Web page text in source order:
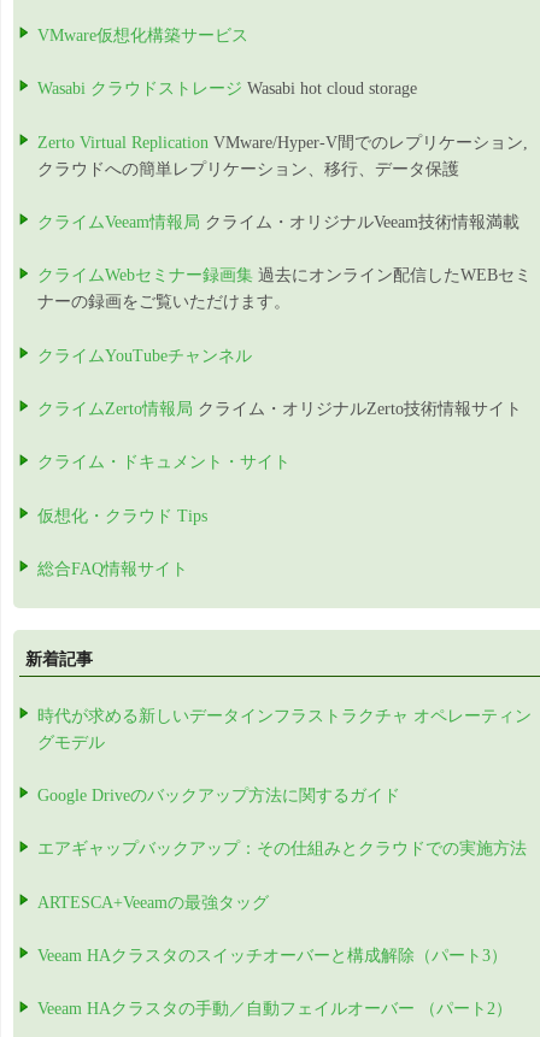
VMware仮想化構築サービス
Wasabi クラウドストレージ Wasabi hot cloud storage
Zerto Virtual Replication VMware/Hyper-V間でのレプリケーション,
クラウドへの簡単レプリケーション、移行、データ保護
クライムVeeam情報局 クライム・オリジナルVeeam技術情報満載
クライムWebセミナー録画集 過去にオンライン配信したWEBセミ
ナーの録画をご覧いただけます。
クライムYouTubeチャンネル
クライムZerto情報局 クライム・オリジナルZerto技術情報サイト
クライム・ドキュメント・サイト
仮想化・クラウド Tips
総合FAQ情報サイト
新着記事
時代が求める新しいデータインフラストラクチャ オペレーティン
グモデル
Google Driveのバックアップ方法に関するガイド
エアギャップバックアップ：その仕組みとクラウドでの実施方法
ARTESCA+Veeamの最強タッグ
Veeam HAクラスタのスイッチオーバーと構成解除（パート3）
Veeam HAクラスタの手動／自動フェイルオーバー （パート2）